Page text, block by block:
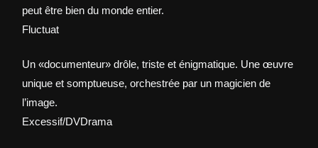
peut être bien du monde entier.
Fluctuat
Un «documenteur» drôle, triste et énigmatique. Une œuvre
unique et somptueuse, orchestrée par un magicien de
l’image.
Excessif/DVDrama